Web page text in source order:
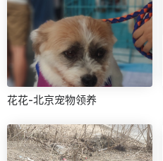
花花-北京宠物领养